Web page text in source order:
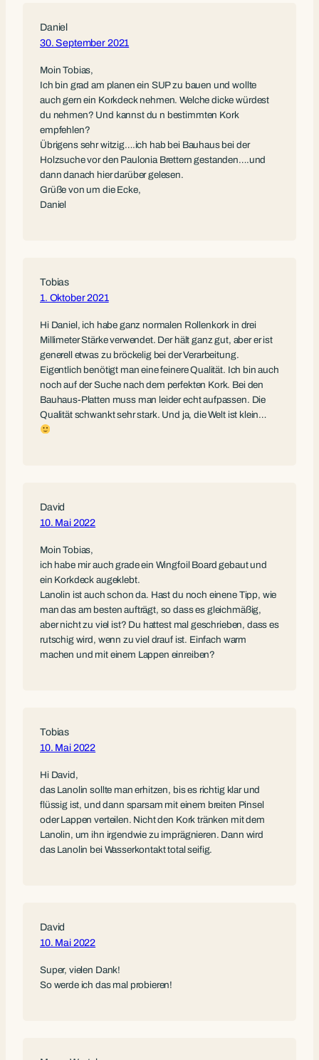
Daniel
30. September 2021
Moin Tobias,
Ich bin grad am planen ein SUP zu bauen und wollte
auch gern ein Korkdeck nehmen. Welche dicke würdest
du nehmen? Und kannst du n bestimmten Kork
empfehlen?
Übrigens sehr witzig….ich hab bei Bauhaus bei der
Holzsuche vor den Paulonia Brettern gestanden….und
dann danach hier darüber gelesen.
Grüße von um die Ecke,
Daniel
Tobias
1. Oktober 2021
Hi Daniel, ich habe ganz normalen Rollenkork in drei
Millimeter Stärke verwendet. Der hält ganz gut, aber er ist
generell etwas zu bröckelig bei der Verarbeitung.
Eigentlich benötigt man eine feinere Qualität. Ich bin auch
noch auf der Suche nach dem perfekten Kork. Bei den
Bauhaus-Platten muss man leider echt aufpassen. Die
Qualität schwankt sehr stark. Und ja, die Welt ist klein…
David
10. Mai 2022
Moin Tobias,
ich habe mir auch grade ein Wingfoil Board gebaut und
ein Korkdeck augeklebt.
Lanolin ist auch schon da. Hast du noch einene Tipp, wie
man das am besten aufträgt, so dass es gleichmäßig,
aber nicht zu viel ist? Du hattest mal geschrieben, dass es
rutschig wird, wenn zu viel drauf ist. Einfach warm
machen und mit einem Lappen einreiben?
Tobias
10. Mai 2022
Hi David,
das Lanolin sollte man erhitzen, bis es richtig klar und
flüssig ist, und dann sparsam mit einem breiten Pinsel
oder Lappen verteilen. Nicht den Kork tränken mit dem
Lanolin, um ihn irgendwie zu imprägnieren. Dann wird
das Lanolin bei Wasserkontakt total seifig.
David
10. Mai 2022
Super, vielen Dank!
So werde ich das mal probieren!